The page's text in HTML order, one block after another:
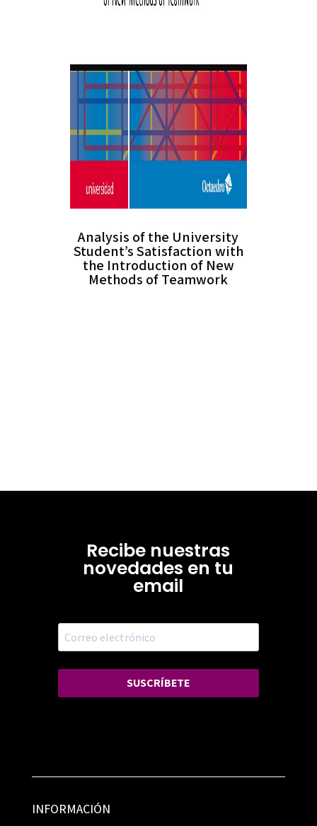
Analysis of the University
Student’s Satisfaction with
the Introduction of New
Methods of Teamwork
Recibe nuestras
novedades en tu
email
SUSCRÍBETE
INFORMACIÓN